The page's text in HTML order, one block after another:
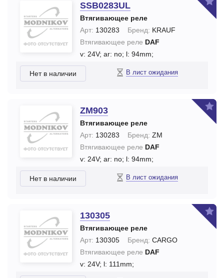
SSB0283UL
Втягивающее реле
Арт: 130283 Бренд: KRAUF
Втягивающее реле DAF
v: 24V; ar: no; l: 94mm;
Нет в наличии В лист ожидания
ZM903
Втягивающее реле
Арт: 130283 Бренд: ZM
Втягивающее реле DAF
v: 24V; ar: no; l: 94mm;
Нет в наличии В лист ожидания
130305
Втягивающее реле
Арт: 130305 Бренд: CARGO
Втягивающее реле DAF
v: 24V; l: 111mm;